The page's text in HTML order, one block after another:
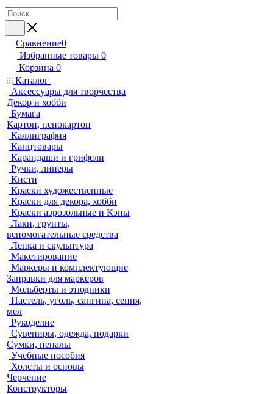
Сравнение0
Избранные товары 0
Корзина 0
Каталог
Аксессуары для творчества
Декор и хобби
Бумага
Картон, пенокартон
Каллиграфия
Канцтовары
Карандаши и грифели
Ручки, линеры
Кисти
Краски художественные
Краски для декора, хобби
Краски аэрозольные и Кэпы
Лаки, грунты,
вспомогательные средства
Лепка и скульптура
Макетирование
Маркеры и комплектующие
Заправки для маркеров
Мольберты и этюдники
Пастель, уголь, сангина, сепия,
мел
Рукоделие
Сувениры, одежда, подарки
Сумки, пеналы
Учебные пособия
Холсты и основы
Черчение
Конструкторы